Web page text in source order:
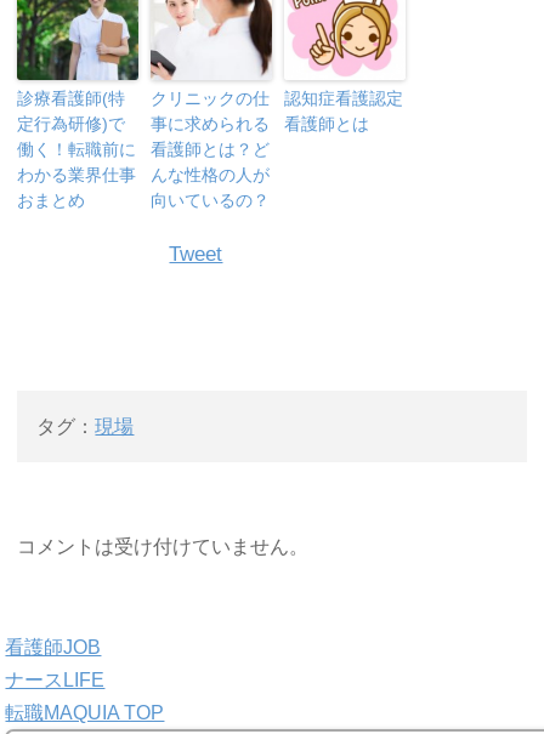
診療看護師(特
定行為研修)で
働く！転職前に
わかる業界仕事
おまとめ
クリニックの仕
事に求められる
看護師とは？ど
んな性格の人が
向いているの？
認知症看護認定
看護師とは
Tweet
タグ：現場
コメントは受け付けていません。
看護師JOB
ナースLIFE
転職MAQUIA TOP